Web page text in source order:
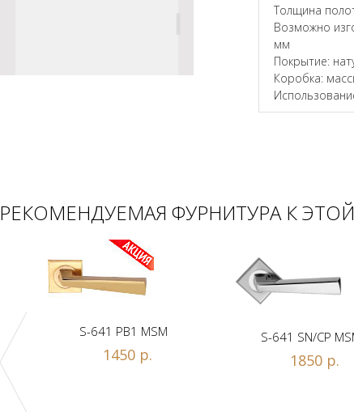
Толщина
Возможно
мм
Покрытие:
Коробка:
РЕКОМЕНДУЕМАЯ ФУРНИТУРА К
S-641 PB1 MSM
1450 р.
S-641 SN/CP
1850 р.